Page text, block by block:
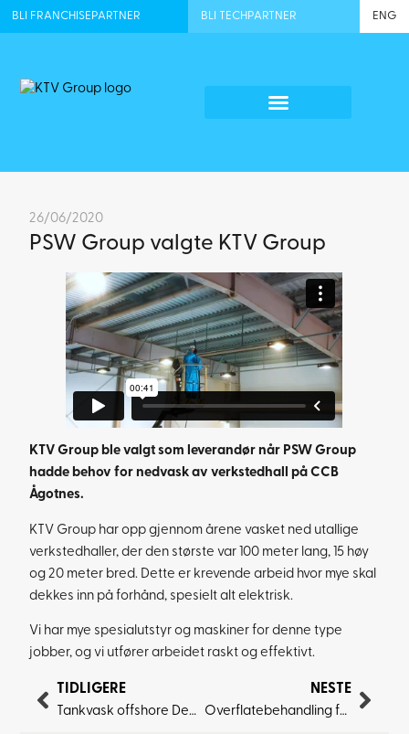
BLI FRANCHISEPARTNER BLI TECHPARTNER ENG
26/06/2020
PSW Group valgte KTV Group
KTV Group ble valgt som leverandør når PSW Group
hadde behov for nedvask av verkstedhall på CCB
Ågotnes.
KTV Group har opp gjennom årene vasket ned utallige
verkstedhaller, der den største var 100 meter lang, 15 høy
og 20 meter bred. Dette er krevende arbeid hvor mye skal
dekkes inn på forhånd, spesielt alt elektrisk.
Vi har mye spesialutstyr og maskiner for denne type
jobber, og vi utfører arbeidet raskt og effektivt.
TIDLIGERE
Tankvask offshore Deepsea Nordkapp
NESTE
Overflatebehandling fasade Equinor Sandsli